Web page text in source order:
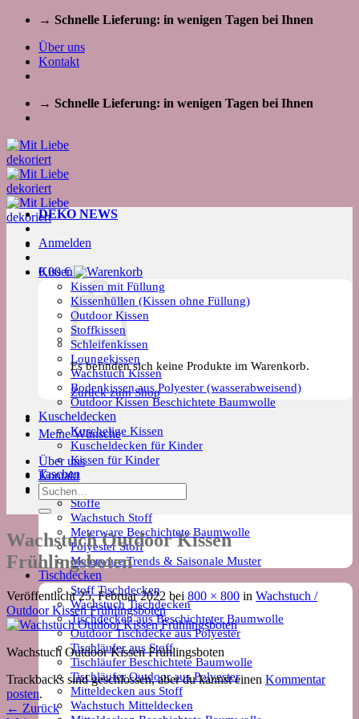
Zum
springen
→ Schnelle Lieferung: in wenigen Tagen bei Ihnen
Über uns
Kontakt
→ Schnelle Lieferung: in wenigen Tagen bei Ihnen
Kissen
Kissen mit Füllung
Kissenhüllen (Kissen ohne Füllung)
Outdoor Kissen
Stoffkissen
Schleifenkissen
Loungekissen
Wachstuch Kissen
Bodenkissen aus Polyester (wasserabweisend)
Outdoor Kissen Beschichtete Baumwolle
Kuscheldecken
Kuschelige Kissen
Kuscheldecken für Kinder
Kissen für Kinder
Taschen
Meterware
Stoffe
Wachstuch Stoff
Meterware Beschichtete Baumwolle
Polyester Stoff
Meterware Trends & Saisonale Muster
Tischdecken
Stoff Tischdecken
Wachstuch Tischdecken
Tischdecken aus Beschichteter Baumwolle
Outdoor Tischdecke aus Polyester
Tischläufer aus Stoff
Tischläufer Beschichtete Baumwolle
Tischläufer Outdoor aus Polyester
Mitteldecken aus Stoff
Wachstuch Mitteldecken
DEKO NEWS
Anmelden
0,00€
Es befinden sich keine Produkte im Warenkorb.
Zurück zum Shop
Meine Wünsche
Über uns
Kontakt
Suchen
nach:
Wachstuch Outdoor Kissen
Frühlingsboten
Veröffentlicht25. Februar 2022 bei 800 × 800 in Wachstuch /
Outdoor Kissen Frühlingsboten
Wachstuch Outdoor Kissen Frühlingsboten
Trackbacks sind geschlossen, aber du kannst einen Kommentar
posten.
← Zurück